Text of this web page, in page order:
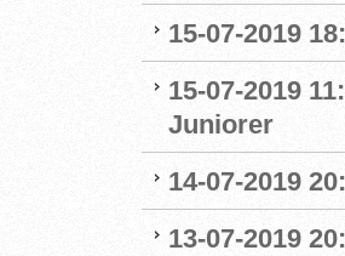
15-07-2019
15-07-2019
Juniorer
14-07-2019
13-07-2019